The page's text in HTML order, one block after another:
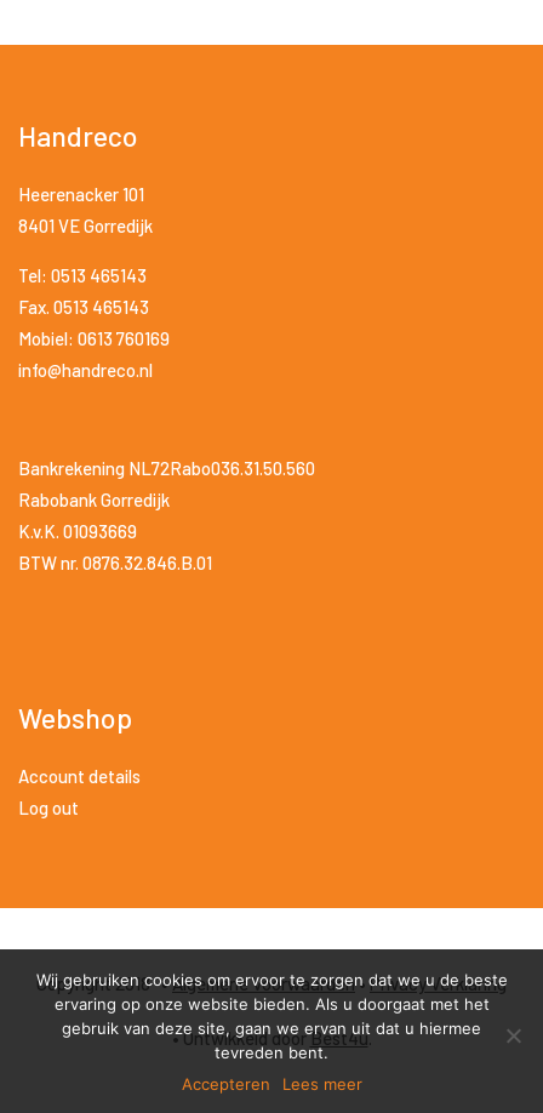
Handreco
Heerenacker 101
8401 VE Gorredijk
Tel: 0513 465143
Fax. 0513 465143
Mobiel: 0613 760169
info@handreco.nl
Bankrekening NL72Rabo036.31.50.560
Rabobank Gorredijk
K.v.K. 01093669
BTW nr. 0876.32.846.B.01
Webshop
Account details
Log out
Copyright 2018 •Algemene Voorwaarden•Privacy Verklaring
• Ontwikkeld doorBest4u.
Wij gebruiken cookies om ervoor te zorgen dat we u de beste
ervaring op onze website bieden. Als u doorgaat met het
gebruik van deze site, gaan we ervan uit dat u hiermee
tevreden bent.
Accepteren
Lees meer